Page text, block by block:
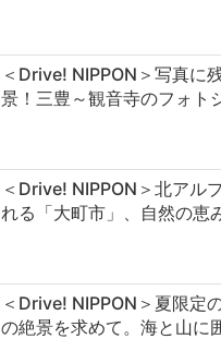
＜Drive! NIPPON＞写真に
景！三豊～観音寺のフォト
＜Drive! NIPPON＞北アル
れる「大町市」、自然の恵
＜Drive! NIPPON＞夏限定
の絶景を求めて。海と山に